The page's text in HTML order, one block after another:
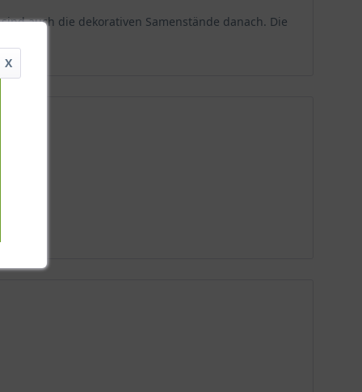
auch die dekorativen Samenstände danach. Die
X